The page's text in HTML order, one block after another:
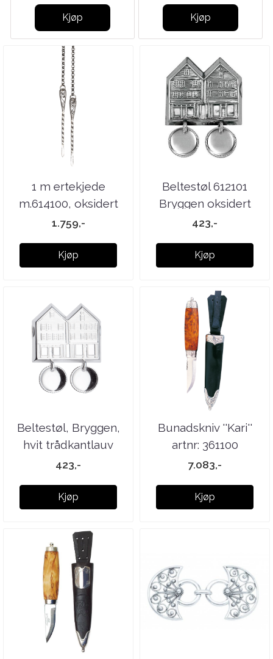
Kjøp Kjøp
1 m ertekjede
m.614100, oksidert
artnr: 614190
1.759,-
Kjøp
Beltestøl 612101
Bryggen oksidert
423,-
Kjøp
Beltestøl, Bryggen,
hvit trådkantlauv
artnr: ...
423,-
Kjøp
Bunadskniv ''Kari''
artnr: 361100
7.083,-
Kjøp